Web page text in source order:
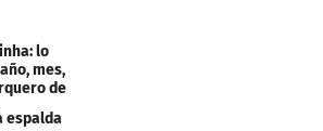
lo
mes,
de
espalda